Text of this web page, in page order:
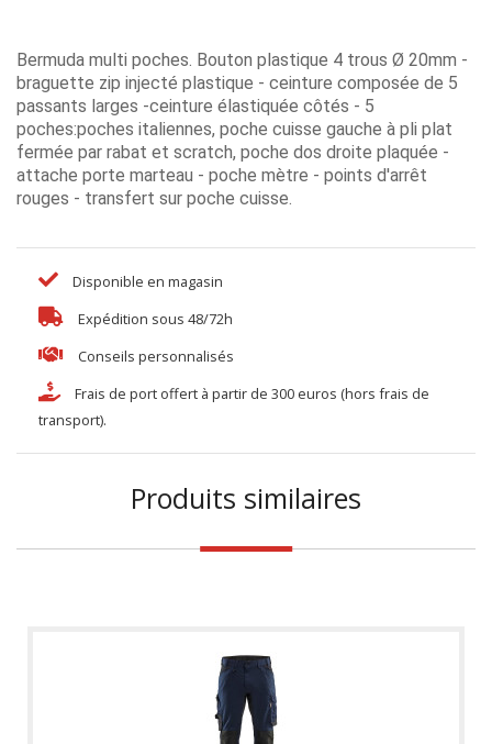
Bermuda multi poches. Bouton plastique 4 trous Ø 20mm -
braguette zip injecté plastique - ceinture composée de 5
passants larges -ceinture élastiquée côtés - 5
poches:poches italiennes, poche cuisse gauche à pli plat
fermée par rabat et scratch, poche dos droite plaquée -
attache porte marteau - poche mètre - points d'arrêt
rouges - transfert sur poche cuisse.
Disponible en magasin
Expédition sous 48/72h
Conseils personnalisés
Frais de port offert à partir de 300 euros (hors frais de
transport).
Produits similaires